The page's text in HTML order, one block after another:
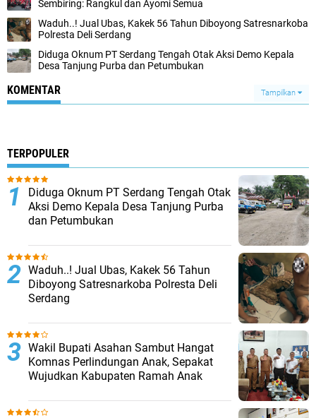
Sembiring: Rangkul dan Ayomi Semua
Waduh..! Jual Ubas, Kakek 56 Tahun Diboyong Satresnarkoba
Polresta Deli Serdang
Diduga Oknum PT Serdang Tengah Otak Aksi Demo Kepala
Desa Tanjung Purba dan Petumbukan
KOMENTAR Tampilkan
TERPOPULER
Diduga Oknum PT Serdang Tengah Otak
Aksi Demo Kepala Desa Tanjung Purba
dan Petumbukan
Waduh..! Jual Ubas, Kakek 56 Tahun
Diboyong Satresnarkoba Polresta Deli
Serdang
Wakil Bupati Asahan Sambut Hangat
Komnas Perlindungan Anak, Sepakat
Wujudkan Kabupaten Ramah Anak